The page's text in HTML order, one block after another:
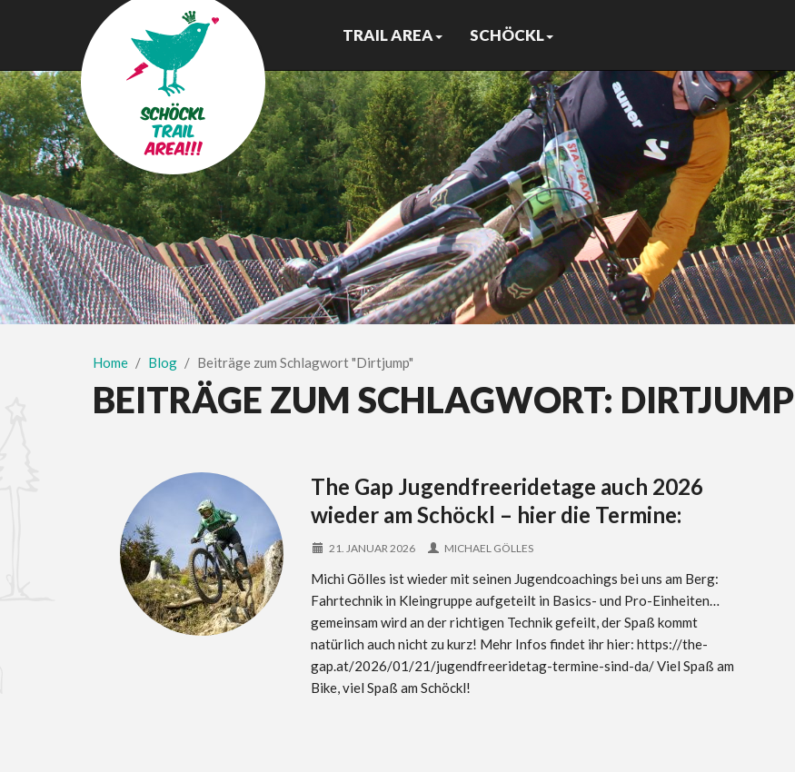
TRAIL AREA SCHÖCKL
Home Blog Beiträge zum Schlagwort "Dirtjump"
BEITRÄGE ZUM SCHLAGWORT: DIRTJUMP
The Gap Jugendfreeridetage auch 2026
wieder am Schöckl – hier die Termine:
21. JANUAR 2026 MICHAEL GÖLLES
Michi Gölles ist wieder mit seinen Jugendcoachings bei uns am Berg:
Fahrtechnik in Kleingruppe aufgeteilt in Basics- und Pro-Einheiten…
gemeinsam wird an der richtigen Technik gefeilt, der Spaß kommt
natürlich auch nicht zu kurz! Mehr Infos findet ihr hier: https://the-
gap.at/2026/01/21/jugendfreeridetag-termine-sind-da/ Viel Spaß am
Bike, viel Spaß am Schöckl!